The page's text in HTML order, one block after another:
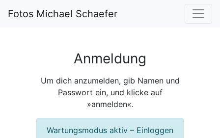
Fotos Michael Schaefer
Anmeldung
Um dich anzumelden, gib Namen und
Passwort ein, und klicke auf
»anmelden«.
Wartungsmodus aktiv – Einloggen